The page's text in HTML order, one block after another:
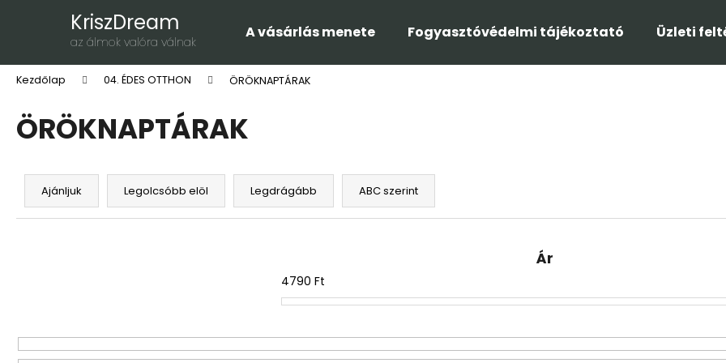
KriszDream
az álmok valóra válnak
A vásárlás menete Fogyasztóvédelmi tájékoztató Üzleti
Kezdőlap 04. ÉDES OTTHON ÖRÖKNAPTÁRAK
ÖRÖKNAPTÁRAK
T
r
r
Ajánljuk Legolcsóbb elöl Legdrágább ABC szerint
Ár
4790 Ft
á
Vissza
a boltba
Vissza
a boltba
Ajánljuk